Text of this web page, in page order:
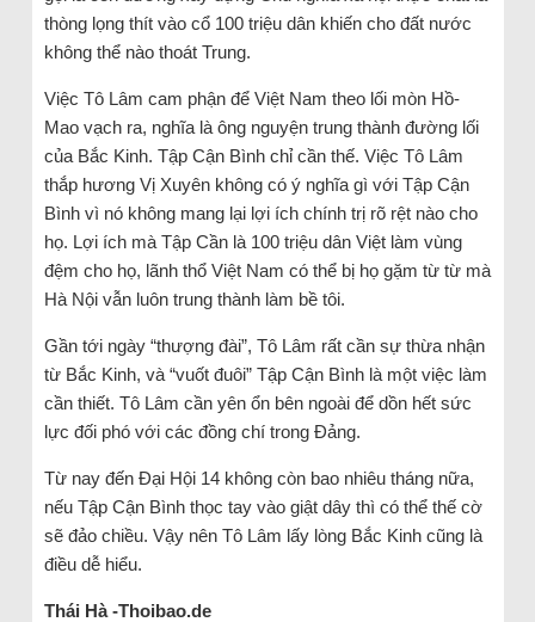
thòng lọng thít vào cổ 100 triệu dân khiến cho đất nước
không thể nào thoát Trung.
Việc Tô Lâm cam phận để Việt Nam theo lối mòn Hồ-
Mao vạch ra, nghĩa là ông nguyện trung thành đường lối
của Bắc Kinh. Tập Cận Bình chỉ cần thế. Việc Tô Lâm
thắp hương Vị Xuyên không có ý nghĩa gì với Tập Cận
Bình vì nó không mang lại lợi ích chính trị rõ rệt nào cho
họ. Lợi ích mà Tập Cần là 100 triệu dân Việt làm vùng
đệm cho họ, lãnh thổ Việt Nam có thể bị họ gặm từ từ mà
Hà Nội vẫn luôn trung thành làm bề tôi.
Gần tới ngày “thượng đài”, Tô Lâm rất cần sự thừa nhận
từ Bắc Kinh, và “vuốt đuôi” Tập Cận Bình là một việc làm
cần thiết. Tô Lâm cần yên ổn bên ngoài để dồn hết sức
lực đối phó với các đồng chí trong Đảng.
Từ nay đến Đại Hội 14 không còn bao nhiêu tháng nữa,
nếu Tập Cận Bình thọc tay vào giật dây thì có thể thế cờ
sẽ đảo chiều. Vậy nên Tô Lâm lấy lòng Bắc Kinh cũng là
điều dễ hiểu.
Thái Hà -Thoibao.de